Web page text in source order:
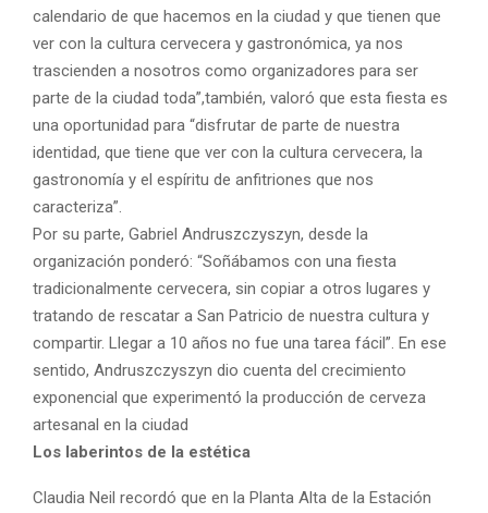
calendario de que hacemos en la ciudad y que tienen que
ver con la cultura cervecera y gastronómica, ya nos
trascienden a nosotros como organizadores para ser
parte de la ciudad toda”,también, valoró que esta fiesta es
una oportunidad para “disfrutar de parte de nuestra
identidad, que tiene que ver con la cultura cervecera, la
gastronomía y el espíritu de anfitriones que nos
caracteriza”.
Por su parte, Gabriel Andruszczyszyn, desde la
organización ponderó: “Soñábamos con una fiesta
tradicionalmente cervecera, sin copiar a otros lugares y
tratando de rescatar a San Patricio de nuestra cultura y
compartir. Llegar a 10 años no fue una tarea fácil”. En ese
sentido, Andruszczyszyn dio cuenta del crecimiento
exponencial que experimentó la producción de cerveza
artesanal en la ciudad
Los laberintos de la estética
Claudia Neil recordó que en la Planta Alta de la Estación